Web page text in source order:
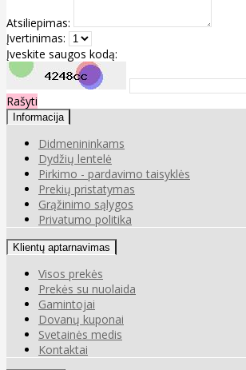
Atsiliepimas:
Įvertinimas:
Įveskite saugos kodą:
Rašyti
Informacija
Didmenininkams
Dydžių lentelė
Pirkimo - pardavimo taisyklės
Prekių pristatymas
Grąžinimo sąlygos
Privatumo politika
Klientų aptarnavimas
Visos prekės
Prekės su nuolaida
Gamintojai
Dovanų kuponai
Svetainės medis
Kontaktai